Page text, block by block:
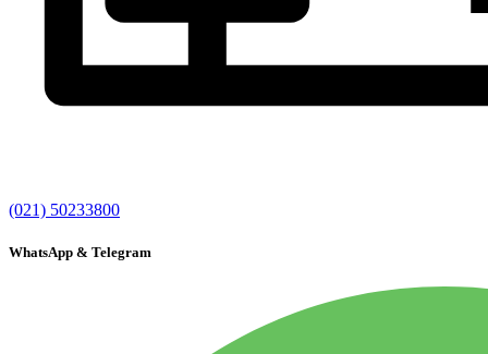
(021) 50233800
WhatsApp & Telegram